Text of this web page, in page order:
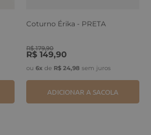
Coturno Érika - PRETA
R$ 179,90
R$ 149,90
ou 6x de R$ 24,98 sem juros
ADICIONAR A SACOLA